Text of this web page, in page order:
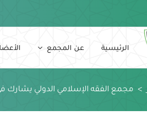
الرئيسية عن المجمع
> مجمع الفقه الإسلامي الدولي يشارك